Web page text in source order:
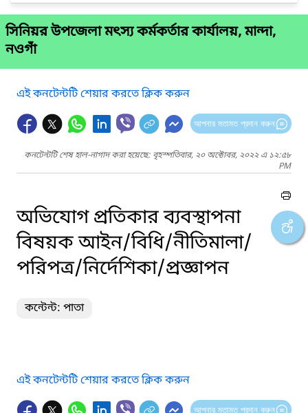
সিনিয়র উপজেলা মৎস্য কর্মকর্তার কার্যালয়, মান্দা,
নওগাঁ
এই কনটেন্টটি শেয়ার করতে ক্লিক করুন
আপনার মতামত প্রদান করুন
কনটেন্টটি শেষ হাল-নাগাদ করা হয়েছে: বৃহস্পতিবার, ২০ অক্টোবর, ২০২২ এ ১২:৫৮
PM
অভিযোগ প্রতিকার ব্যবস্থাপনা
বিষয়ক আইন/বিধি/নীতিমালা/
পরিপত্র/নির্দেশিকা/প্রজ্ঞাপন
কন্টেন্ট: পাতা
এই কনটেন্টটি শেয়ার করতে ক্লিক করুন
আপনার মতামত প্রদান করুন